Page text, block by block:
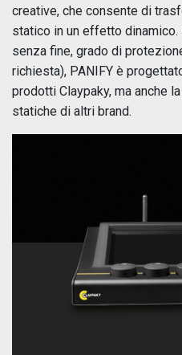
creative, che consente di
statico in un effetto dinamico.
senza fine, grado di
richiesta), PANIFY è
prodotti Claypaky, ma anche
statiche di altri brand.